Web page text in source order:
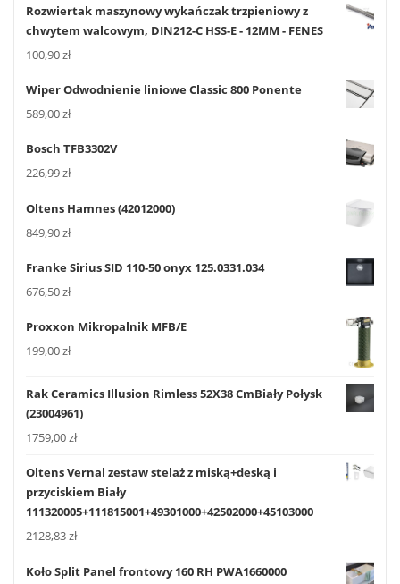
Rozwiertak maszynowy wykańczak trzpieniowy z
chwytem walcowym, DIN212-C HSS-E - 12MM - FENES
100,90zł
Wiper Odwodnienie liniowe Classic 800 Ponente
589,00zł
Bosch TFB3302V
226,99zł
Oltens Hamnes (42012000)
849,90zł
Franke Sirius SID 110-50 onyx 125.0331.034
676,50zł
Proxxon Mikropalnik MFB/E
199,00zł
Rak Ceramics Illusion Rimless 52X38 CmBiały Połysk
(23004961)
1759,00zł
Oltens Vernal zestaw stelaż z miską+deską i
przyciskiem Biały
111320005+111815001+49301000+42502000+45103000
2128,83zł
Koło Split Panel frontowy 160 RH PWA1660000